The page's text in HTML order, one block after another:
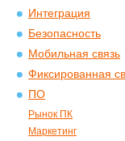
Интеграция
Безопасность
Мобильная связь
Фиксированная
ПО
Рынок ПК
Маркетинг